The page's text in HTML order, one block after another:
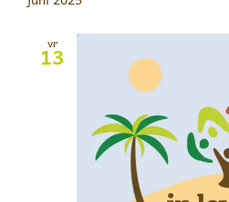
vr
13